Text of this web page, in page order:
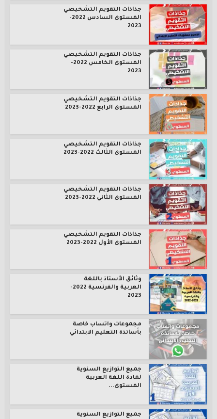
جذاذات التقويم التشخيصي
المستوى السادس 2022-
2023
جذاذات التقويم التشخيصي
المستوى الخامس 2022-
2023
جذاذات التقويم التشخيصي
المستوى الرابع 2022-2023
جذاذات التقويم التشخيصي
المستوى الثالث 2022-2023
جذاذات التقويم التشخيصي
المستوى الثاني 2022-2023
جذاذات التقويم التشخيصي
المستوى الأول 2022-2023
وثائق الأستاذ باللغة
العربية والفرنسية 2022-
2023
مجموعات واتساب خاصة
بأساتذة التعليم الابتدائي
جميع التوازيع السنوية
لمادة اللغة العربية
المستوى...
جميع التوازيع السنوية